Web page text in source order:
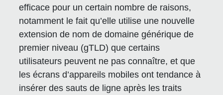
efficace pour un certain nombre de raisons,
notamment le fait qu’elle utilise une nouvelle
extension de nom de domaine générique de
premier niveau (gTLD) que certains
utilisateurs peuvent ne pas connaître, et que
les écrans d’appareils mobiles ont tendance à
insérer des sauts de ligne après les traits